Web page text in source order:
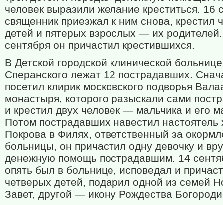
человек выразили желание креститься. 16
священник приезжал к ним снова, крестил
детей и пятерых взрослых — их
сентября он причастил крестившихся.
В Детской городской клинической
Сперанского лежат 12 пострадавших.
посетил клирик московского подворья
монастыря, которого разыскали сами
и крестил двух человек — мальчика и его
Потом пострадавших навестил настоятель
Покрова в Филях, ответственный за
больницы, он причастил одну девочку и
денежную помощь пострадавшим. 14
опять был в больнице, исповедал и
четверых детей, подарил одной из семей
Завет, другой — икону Рождества